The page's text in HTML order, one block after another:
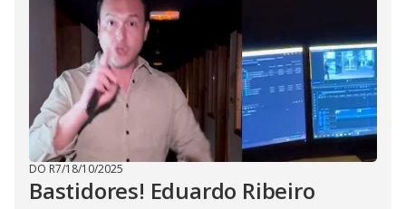
DO R7/18/10/2025
Bastidores! Eduardo Ribeiro